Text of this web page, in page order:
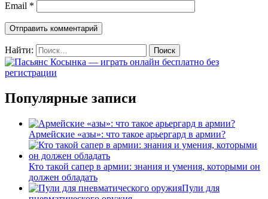
Email *
Найти:
Популярные записи
Армейские «азы»: что такое арьергард в армии?
Кто такой сапер в армии: знания и умения, которыми он
должен обладать
Пули для